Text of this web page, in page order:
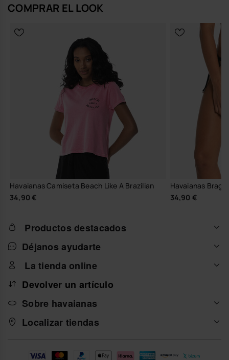
COMPRAR EL LOOK
Havaianas Camiseta Beach Like A Brazilian
34,90 €
Havaianas
34,90 €
Productos destacados
Déjanos ayudarte
La tienda online
Devolver un artículo
Sobre havaianas
Localizar tiendas